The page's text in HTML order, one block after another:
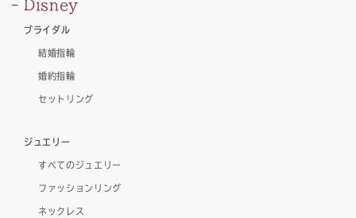
Disney
ブライダル
結婚指輪
婚約指輪
セットリング
ジュエリー
すべてのジュエリー
ファッションリング
ネックレス